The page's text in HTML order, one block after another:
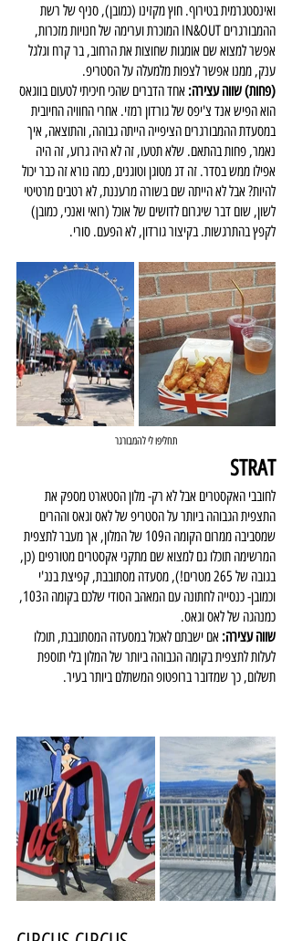
ואינסטגרמית בטירוף. חוץ מקזינו (כמובן), סניף של רשת
ההמבורגרים IN&OUT המוכרת וערימה של חנויות מזכרות,
אפשר למצוא שם אומגות שחוצות את הרחוב, בר קרח וגלגל
ענק, ממנו אפשר לצפות מלמעלה על הסטריפ.
(פחות) שווה עצירה: אחד הדברים שהכי חיכיתי לטעום בווגאס
הוא הפיש אנד צ'יפס של גורדון רמזי. אחרי החוויה החיובית
במסעדת ההמבורגרים הציפייה הייתה גבוהה, והתוצאה, איך
נאמר, פחות בהתאם. שלא תטעו, זה לא היה גרוע, זה היה
אפילו ממש בסדר. זה דג מטוגן וטוגנים, כמה נורא זה כבר יכול
להיות? אבל לא הייתה שם בשורה מרעננת, לא רטבים מרטיטי
לשון, שום דבר שיגרום לדושים של אוכל (רואי ואנכי, כמובן)
לקפץ בהתרגשות. בקיצור גורדון, לא הפעם. סורי.
תחליפו לי להמבורגר
STRAT
לחובבי האקסטרים אבל לא רק- מלון הסטארט מספק את
התצפית הגבוהה ביותר על הסטריפ של לאס וגאס וההרים
שמסביבה ממרום הקומה ה109 של המלון, אך מעבר לתצפית
המרשימה תוכלו גם למצוא שם מתקני אקסטרים מטורפים (כן,
בגובה של 265 מטרים!), מסעדה מסתובבת, קפיצת בנג'י
וכמובן- כנסייה לחתונה עם המאהב הסודי שלכם בקומה ה103,
כמנהגה של לאס וגאס.
שווה עצירה: אם ישבתם לאכול במסעדה המסתובבת, תוכלו
לעלות לתצפית בקומה הגבוהה ביותר של המלון בלי תוספת
תשלום, כך שמדובר ברופטופ המשתלם ביותר בעיר.